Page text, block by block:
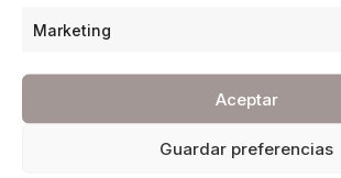
Marketing
Aceptar
Guardar preferencias
03/12/2019
3 MINUTOS DE LECTURA